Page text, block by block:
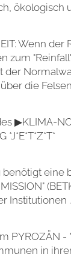
ökologisch
Wenn der
zum
der
die Felsen
▶KLIMA-
*J*E*T*Z*T*
benötigt eine
Institutionen
PYROZÄN -
in